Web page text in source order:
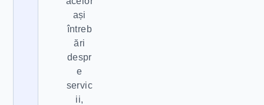
ași
întreb
ări
despr
e
servic
ii,